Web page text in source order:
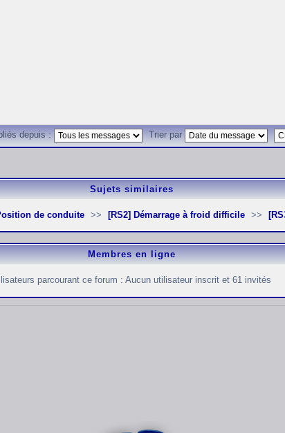
depuis : Trier par
Sujets similaires
Position de conduite [RS2] Démarrage à froid difficile
Membres en ligne
parcourant ce forum : Aucun utilisateur inscrit et 61 invités